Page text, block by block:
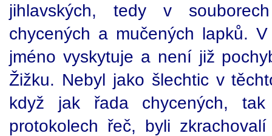
jihlavských, tedy v
chycených a mučených lapků.
jméno vyskytuje a není již
Žižku. Nebyl jako šlechtic v
když jak řada chycených,
protokolech řeč, byli